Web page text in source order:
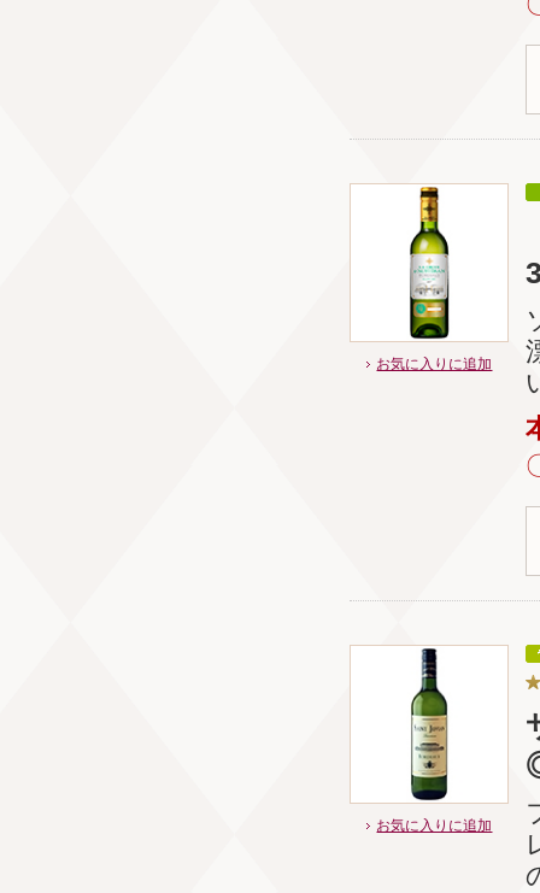
お気に入りに追加
お気に入りに追加